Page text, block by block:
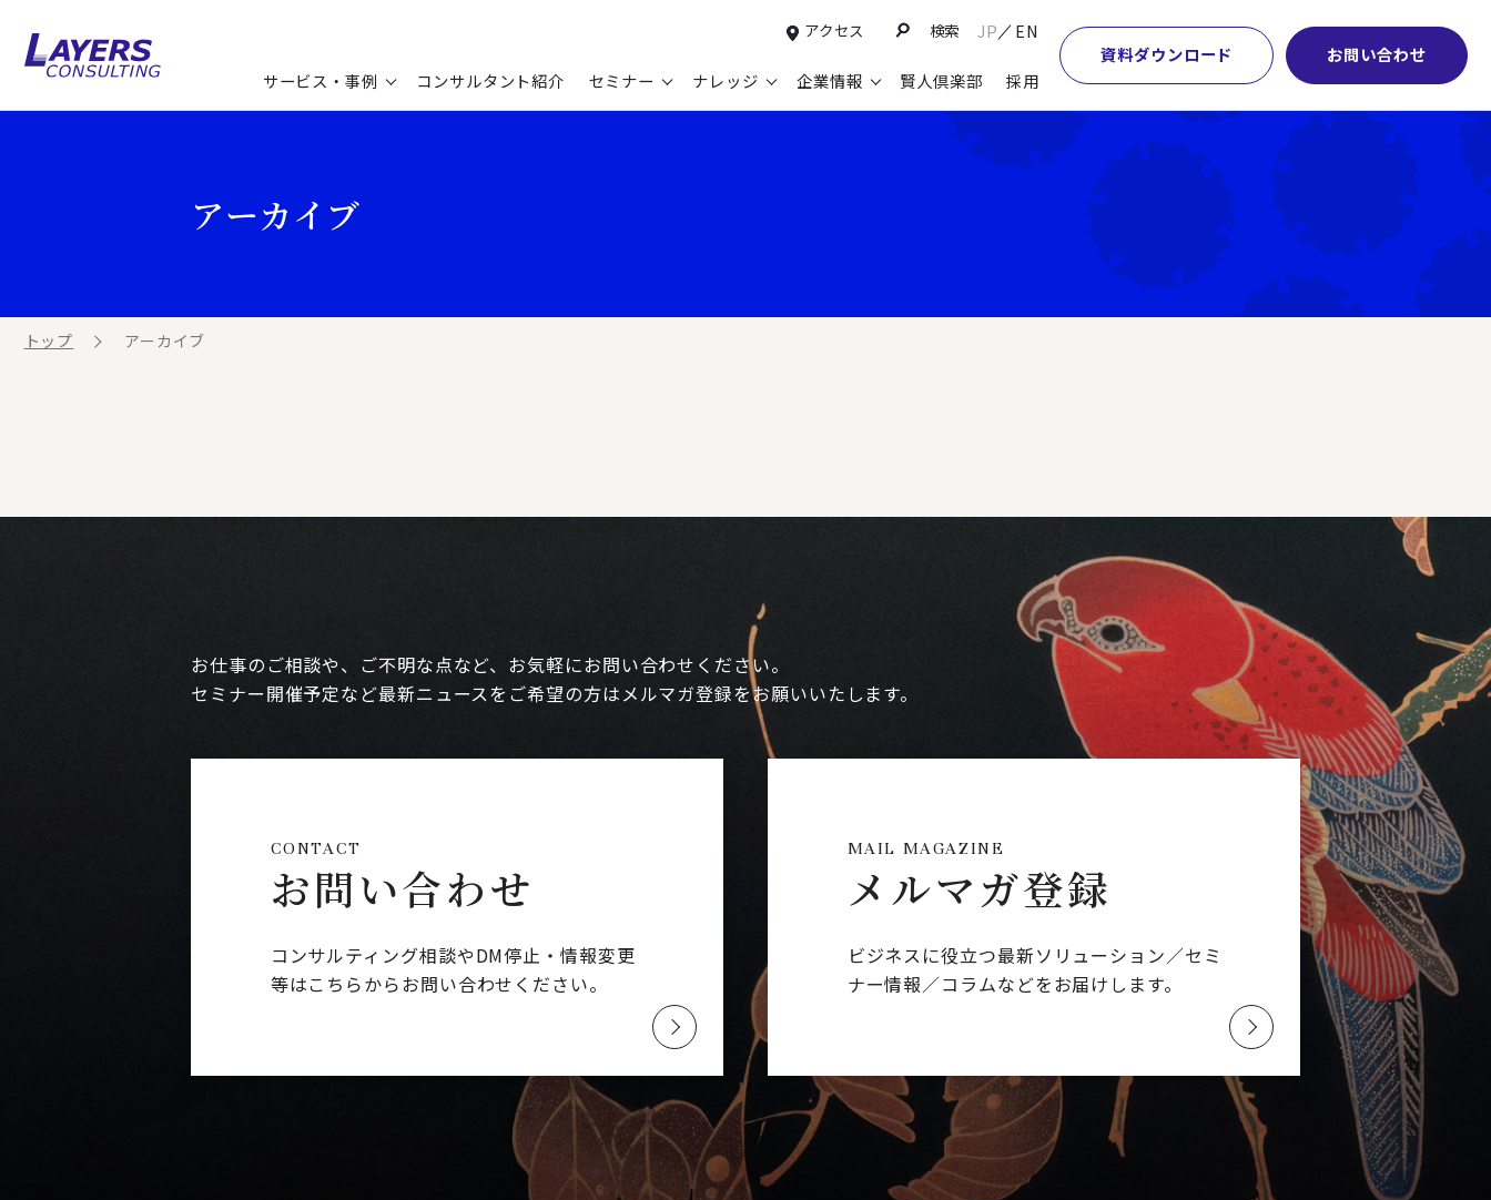
アクセス 検索 JP EN
サービス・事例 コンサルタント紹介 セミナー ナレッジ 企業情報 賢人倶楽部 採用
資料ダウンロード お問い合わせ
コンサルティング事例
本社・間接業務改革
サプライチェーンマネジメント
物流改革
ヒューマンリソースマネジメント
ビジネスプロセスアウトソーシング
コラム
人事
営業・マーケティング
設計・開発・生産・調達
【特集】会計システム刷新
【特集】FP＆Aへの旅
お知らせ
レイヤーズ・コンサルティングの特徴
学術顧問紹介
DE&I推進の取り組み
グループ会社
グローバルネットワーク
パートナーシップ
アーカイブ
トップ アーカイブ
お仕事のご相談や、ご不明な点など、お気軽にお問い合わせください。
セミナー開催予定など最新ニュースをご希望の方はメルマガ登録をお願いいたします。
CONTACT
お問い合わせ
コンサルティング相談やDM停止・情報変更
等はこちらからお問い合わせください。
MAIL MAGAZINE
メルマガ登録
ビジネスに役立つ最新ソリューション／セミ
ナー情報／コラムなどをお届けします。